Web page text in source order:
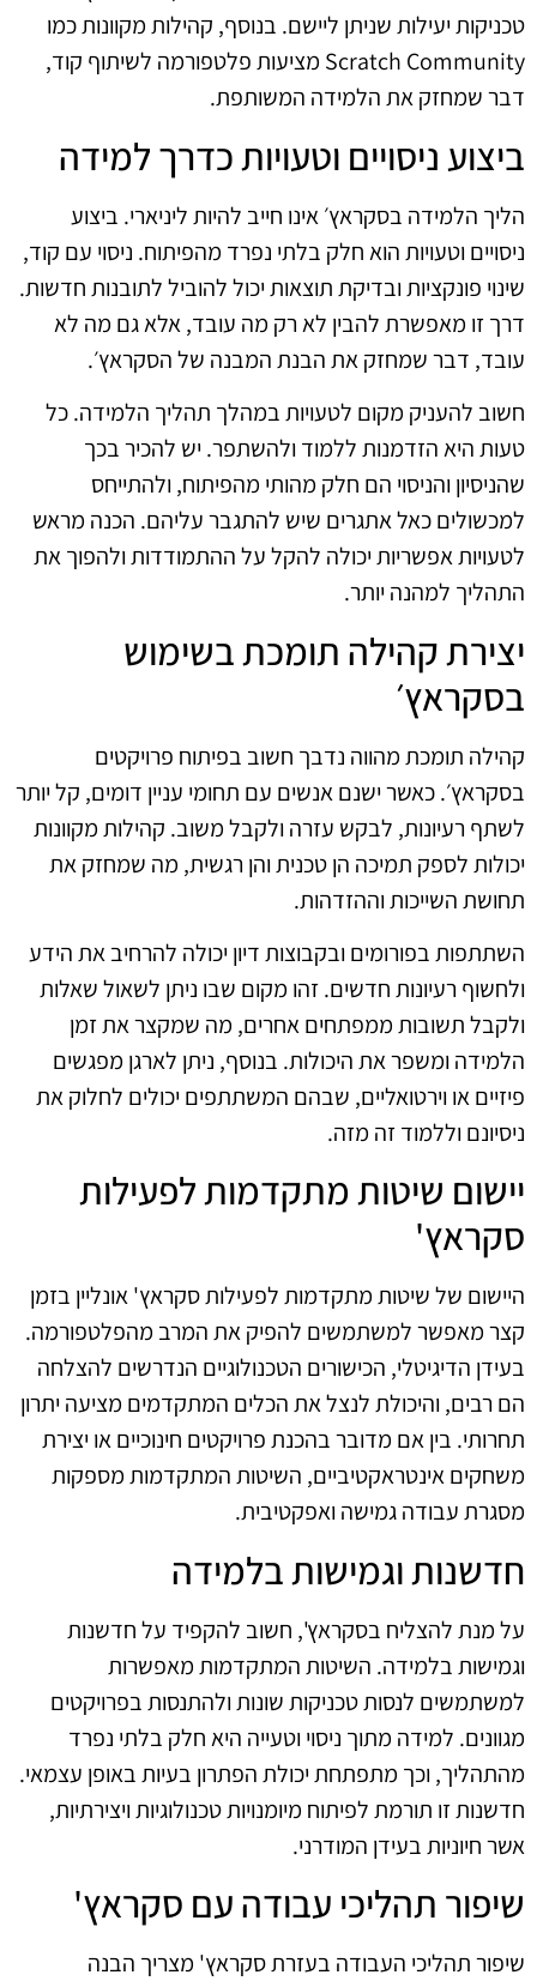
טכניקות יעילות שניתן ליישם. בנוסף, קהילות מקוונות כמו
Scratch Community מציעות פלטפורמה לשיתוף קוד,
דבר שמחזק את הלמידה המשותפת.
ביצוע ניסויים וטעויות כדרך למידה
הליך הלמידה בסקראץ׳ אינו חייב להיות ליניארי. ביצוע
ניסויים וטעויות הוא חלק בלתי נפרד מהפיתוח. ניסוי עם קוד,
שינוי פונקציות ובדיקת תוצאות יכול להוביל לתובנות חדשות.
דרך זו מאפשרת להבין לא רק מה עובד, אלא גם מה לא
עובד, דבר שמחזק את הבנת המבנה של הסקראץ׳.
חשוב להעניק מקום לטעויות במהלך תהליך הלמידה. כל
טעות היא הזדמנות ללמוד ולהשתפר. יש להכיר בכך
שהניסיון והניסוי הם חלק מהותי מהפיתוח, ולהתייחס
למכשולים כאל אתגרים שיש להתגבר עליהם. הכנה מראש
לטעויות אפשריות יכולה להקל על ההתמודדות ולהפוך את
התהליך למהנה יותר.
יצירת קהילה תומכת בשימוש
בסקראץ׳
קהילה תומכת מהווה נדבך חשוב בפיתוח פרויקטים
בסקראץ׳. כאשר ישנם אנשים עם תחומי עניין דומים, קל יותר
לשתף רעיונות, לבקש עזרה ולקבל משוב. קהילות מקוונות
יכולות לספק תמיכה הן טכנית והן רגשית, מה שמחזק את
תחושת השייכות וההזדהות.
השתתפות בפורומים ובקבוצות דיון יכולה להרחיב את הידע
ולחשוף רעיונות חדשים. זהו מקום שבו ניתן לשאול שאלות
ולקבל תשובות ממפתחים אחרים, מה שמקצר את זמן
הלמידה ומשפר את היכולות. בנוסף, ניתן לארגן מפגשים
פיזיים או וירטואליים, שבהם המשתתפים יכולים לחלוק את
ניסיונם וללמוד זה מזה.
יישום שיטות מתקדמות לפעילות
סקראץ'
היישום של שיטות מתקדמות לפעילות סקראץ' אונליין בזמן
קצר מאפשר למשתמשים להפיק את המרב מהפלטפורמה.
בעידן הדיגיטלי, הכישורים הטכנולוגיים הנדרשים להצלחה
הם רבים, והיכולת לנצל את הכלים המתקדמים מציעה יתרון
תחרותי. בין אם מדובר בהכנת פרויקטים חינוכיים או יצירת
משחקים אינטראקטיביים, השיטות המתקדמות מספקות
מסגרת עבודה גמישה ואפקטיבית.
חדשנות וגמישות בלמידה
על מנת להצליח בסקראץ', חשוב להקפיד על חדשנות
וגמישות בלמידה. השיטות המתקדמות מאפשרות
למשתמשים לנסות טכניקות שונות ולהתנסות בפרויקטים
מגוונים. למידה מתוך ניסוי וטעייה היא חלק בלתי נפרד
מהתהליך, וכך מתפתחת יכולת הפתרון בעיות באופן עצמאי.
חדשנות זו תורמת לפיתוח מיומנויות טכנולוגיות ויצירתיות,
אשר חיוניות בעידן המודרני.
שיפור תהליכי עבודה עם סקראץ'
שיפור תהליכי העבודה בעזרת סקראץ' מצריך הבנה